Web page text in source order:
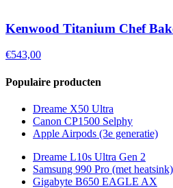
Kenwood Titanium Chef
€543,00
Populaire producten
Dreame X50 Ultra
Canon CP1500 Selphy
Apple Airpods (3e generatie)
Dreame L10s Ultra Gen 2
Samsung 990 Pro (met
Gigabyte B650 EAGLE AX